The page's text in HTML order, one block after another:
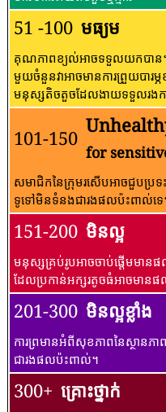
51 -100 មធ្យម
គុណភាពខ្យល់អាចទទួលយកបាន
មួយចំនួនវាអាចមានការព្រួយបារ
មនុស្សតិចតួចដែលងាយទទួលរង
101-150
for
សមាជិកនៃក្រុមរសើបអាចជួបប្
ទូទៅ​មិន​ទំនង​ជា​រង​ផល​ប៉ះពាល់​ទេ
151-200 មិនល្អ
មនុស្សគ្រប់រូបអាចចាប់ផ្តើមម
ដែលប្រកាន់អក្សរតូចធំអាចមានផ
201-300 មិនល្អខ្លាំង
ការព្រមានអំពីសុខភាពនៃស្ថានភ
ជារងផលប៉ះពាល់។
300+ គ្រោះថ្នាក់